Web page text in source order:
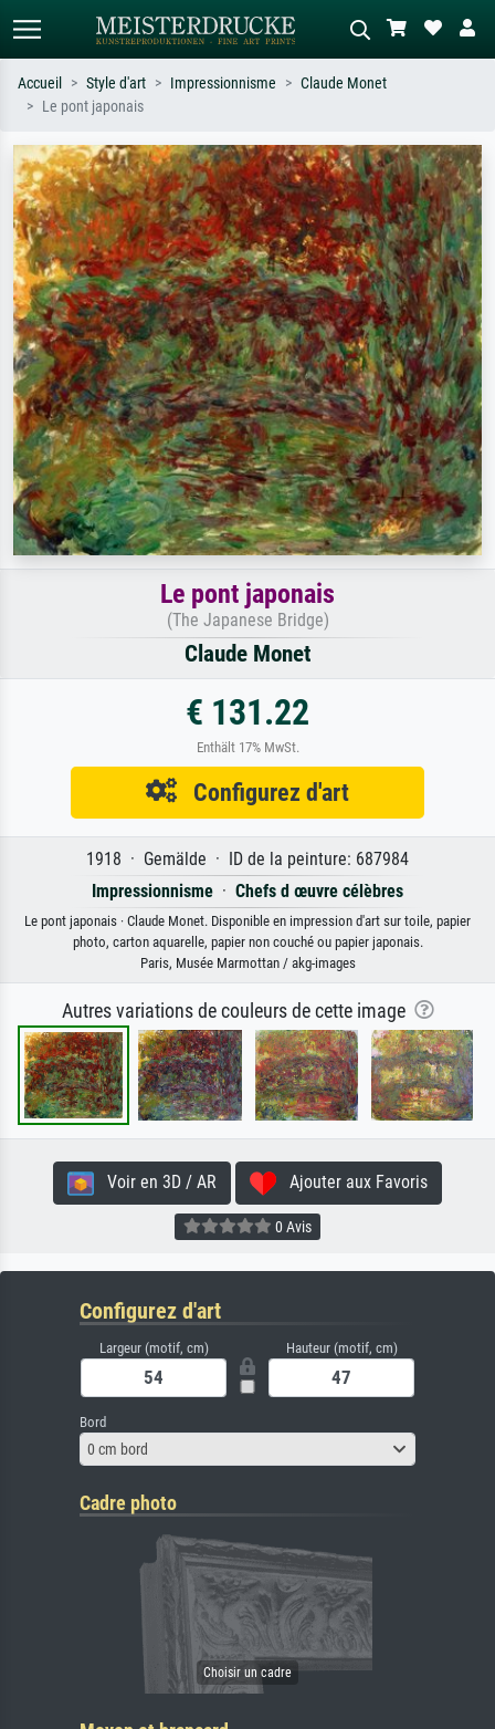
Recherchez par artiste, titre ou style –
ex. Monet, Nuit étoilée,
impressionnisme, vague de Hokusai,
nu.
Décrivez la scène – ex. prairie verte,
abstrait avec beaucoup de rouge,
tableau sombre, nu debout près d'un
arbre.
Accueil Style d'art Impressionnisme
Claude Monet
Le pont japonais
Le pont japonais
(The Japanese Bridge)
Claude Monet
€ 131.22
Enthält 17% MwSt.
Configurez d'art
1918 · Gemälde · ID de la peinture: 687984
Impressionnisme · Chefs d œuvre célèbres
Le pont japonais · Claude Monet. Disponible en impression d'art sur toile, papier
photo, carton aquarelle, papier non couché ou papier japonais.
Paris, Musée Marmottan / akg-images
Autres variations de couleurs de cette image
Voir en 3D / AR Ajouter aux Favoris
0 Avis
Configurez d'art
Largeur (motif, cm) Hauteur (motif, cm)
Bord
0 cm bord
Cadre photo